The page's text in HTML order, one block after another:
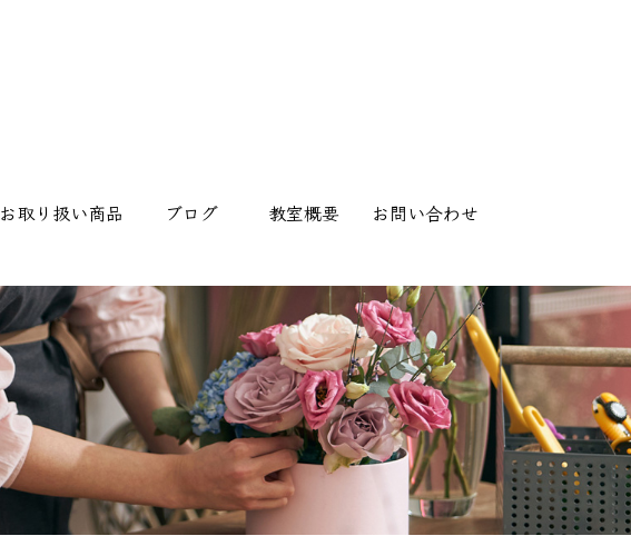
お取り扱い商品 ブログ 教室概要 お問い合わせ